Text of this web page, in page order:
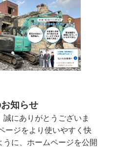
知らせ
にありがとうございま
ージをより使いやすく快
に、ホームページを公開